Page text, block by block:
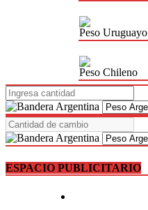
Peso Uruguayo
Peso Chileno
ESPACIO PUBLICITARIO